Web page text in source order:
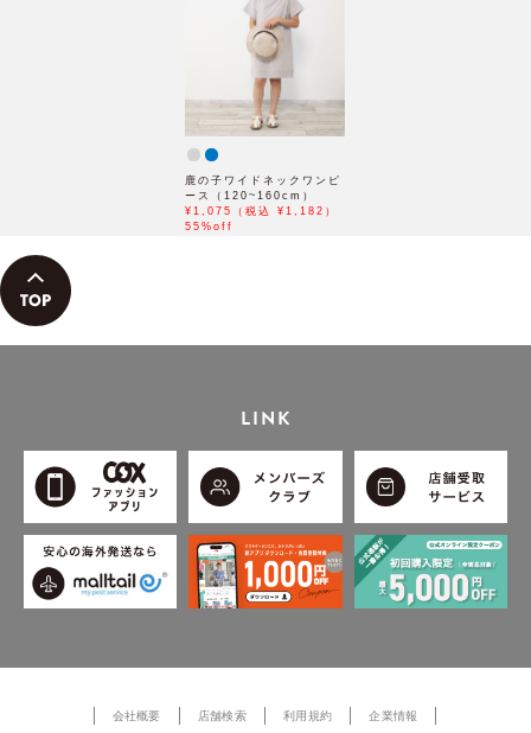
鹿の子ワイドネックワンピ
ース（120~160cm）
¥1,075（税込 ¥1,182）
55%off
LINK
会社概要 店舗検索 利用規約 企業情報